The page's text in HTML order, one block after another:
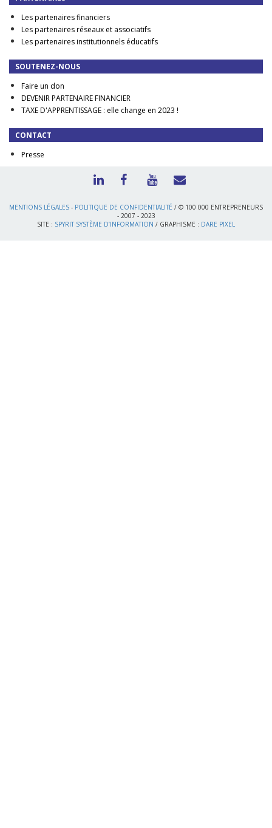
Les partenaires financiers
Les partenaires réseaux et associatifs
Les partenaires institutionnels éducatifs
SOUTENEZ-NOUS
Faire un don
DEVENIR PARTENAIRE FINANCIER
TAXE D'APPRENTISSAGE : elle change en 2023 !
CONTACT
Presse
MENTIONS LÉGALES - POLITIQUE DE CONFIDENTIALITÉ / © 100 000 ENTREPRENEURS
- 2007 - 2023
SITE : SPYRIT SYSTÈME D’INFORMATION / GRAPHISME : DARE PIXEL